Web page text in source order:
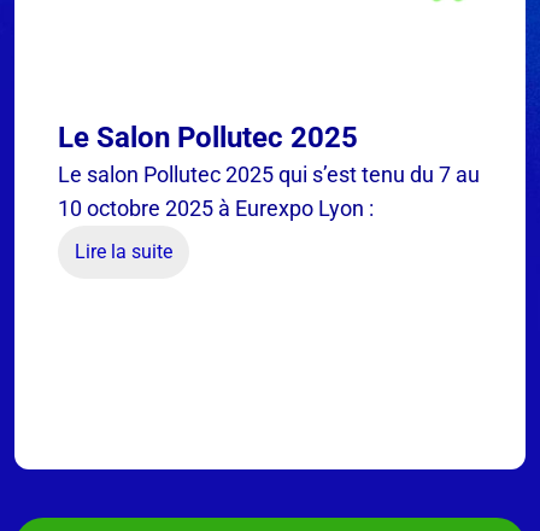
Le Salon Pollutec 2025
Le salon Pollutec 2025 qui s’est tenu du 7 au
10 octobre 2025 à Eurexpo Lyon :
Lire la suite